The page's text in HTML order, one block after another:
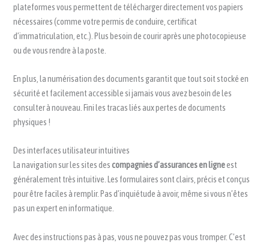
plateformes vous permettent de télécharger directement vos papiers
nécessaires (comme votre permis de conduire, certificat
d’immatriculation, etc.). Plus besoin de courir après une photocopieuse
ou de vous rendre à la poste.
En plus, la numérisation des documents garantit que tout soit stocké en
sécurité et facilement accessible si jamais vous avez besoin de les
consulter à nouveau. Fini les tracas liés aux pertes de documents
physiques !
Des interfaces utilisateur intuitives
La navigation sur les sites descompagnies d’assurances en ligneest
généralement très intuitive. Les formulaires sont clairs, précis et conçus
pour être faciles à remplir. Pas d’inquiétude à avoir, même si vous n’êtes
pas un expert en informatique.
Avec des instructions pas à pas, vous ne pouvez pas vous tromper. C’est